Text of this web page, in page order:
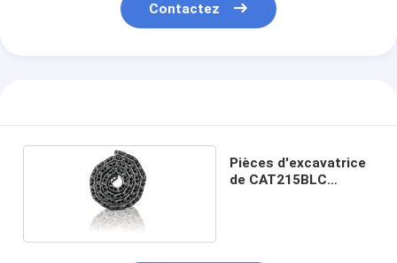
Contactez
Pièces d'excavatrice
de CAT215BLC